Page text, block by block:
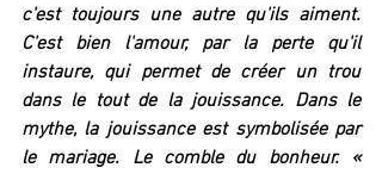
c'est toujours une autre qu'ils aiment.
C'est bien l'amour, par la perte qu'il
instaure, qui permet de créer un trou
dans le tout de la jouissance. Dans le
mythe, la jouissance est symbolisée par
le mariage. Le comble du bonheur. «